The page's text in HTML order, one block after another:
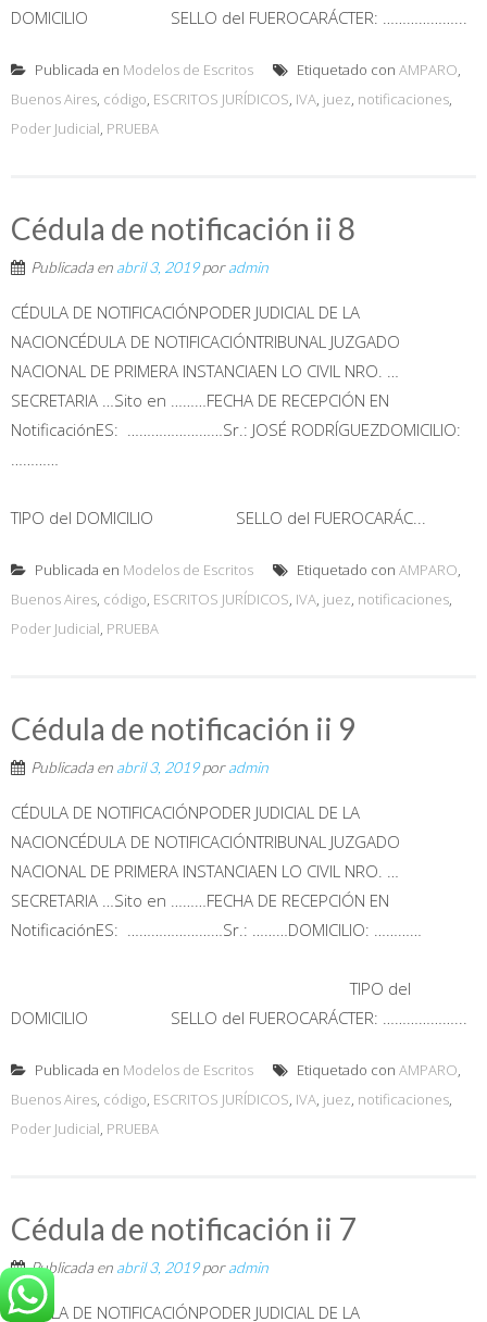
DOMICILIO SELLO del FUEROCARÁCTER: ………………...
Publicada en Modelos de Escritos Etiquetado con AMPARO,
Buenos Aires, código, ESCRITOS JURÍDICOS, IVA, juez, notificaciones,
Poder Judicial, PRUEBA
Cédula de notificación ii 8
Publicada en abril 3, 2019poradmin
CÉDULA DE NOTIFICACIÓNPODER JUDICIAL DE LA
NACIONCÉDULA DE NOTIFICACIÓNTRIBUNAL JUZGADO
NACIONAL DE PRIMERA INSTANCIAEN LO CIVIL NRO. …
SECRETARIA …Sito en ………FECHA DE RECEPCIÓN EN
NotificaciónES: ……………………Sr.: JOSÉ RODRÍGUEZDOMICILIO:
TIPO del DOMICILIO SELLO del FUEROCARÁC...
Publicada en Modelos de Escritos Etiquetado con AMPARO,
Buenos Aires, código, ESCRITOS JURÍDICOS, IVA, juez, notificaciones,
Poder Judicial, PRUEBA
Cédula de notificación ii 9
Publicada en abril 3, 2019poradmin
CÉDULA DE NOTIFICACIÓNPODER JUDICIAL DE LA
NACIONCÉDULA DE NOTIFICACIÓNTRIBUNAL JUZGADO
NACIONAL DE PRIMERA INSTANCIAEN LO CIVIL NRO. …
SECRETARIA …Sito en ………FECHA DE RECEPCIÓN EN
NotificaciónES: ……………………Sr.: ………DOMICILIO: …………
TIPO del
DOMICILIO SELLO del FUEROCARÁCTER: ………………...
Publicada en Modelos de Escritos Etiquetado con AMPARO,
Buenos Aires, código, ESCRITOS JURÍDICOS, IVA, juez, notificaciones,
Poder Judicial, PRUEBA
Cédula de notificación ii 7
Publicada en abril 3, 2019poradmin
CÉDULA DE NOTIFICACIÓNPODER JUDICIAL DE LA